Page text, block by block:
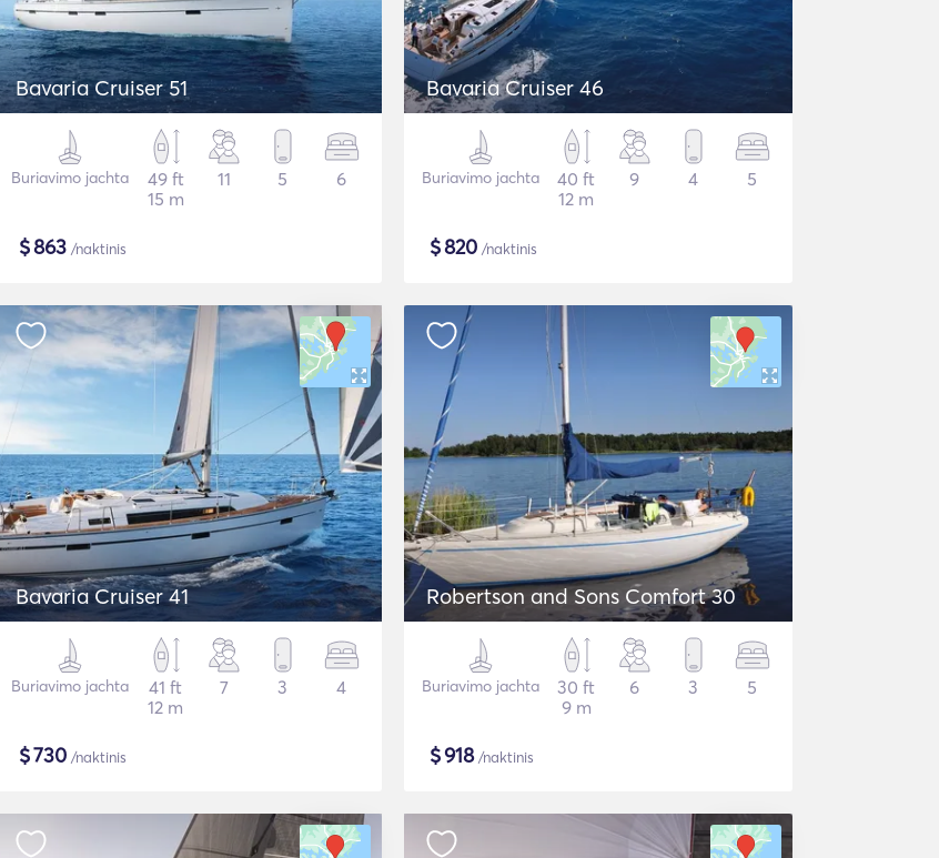
Bavaria Cruiser 51
Buriavimo jachta
49 ft
15 m
11 5 6
$863 /naktinis
Bavaria Cruiser 46
Buriavimo jachta
40 ft
12 m
9 4 5
$820 /naktinis
Bavaria Cruiser 41
Buriavimo jachta
41 ft
12 m
7 3 4
$730 /naktinis
Robertson and Sons Comfort 30
Buriavimo jachta
30 ft
9 m
6 3 5
$918/naktinis